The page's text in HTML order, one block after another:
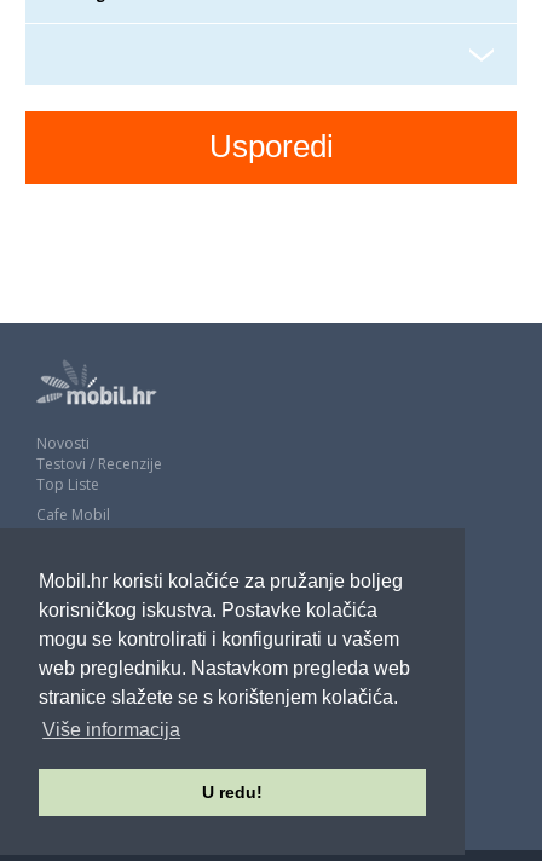
Mobil.hr koristi kolačiće za pružanje boljeg
korisničkog iskustva. Postavke kolačića
mogu se kontrolirati i konfigurirati u vašem
web pregledniku. Nastavkom pregleda web
stranice slažete se s korištenjem kolačića.
Više informacija
U redu!
Novosti
Testovi / Recenzije
Top Liste
Cafe Mobil
Impressum
Marketing
Pravne odredbe
Izjava o privatnosti
POTRAŽITE NAS
Sva prava pridržana - Mobil.hr - 2026.